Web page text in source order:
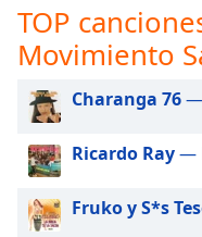
Track
Picture-
in-
Fullscreen
This
TOP
Movimiento
Charanga 76—
Ricardo Ray—
Fruko y S*s